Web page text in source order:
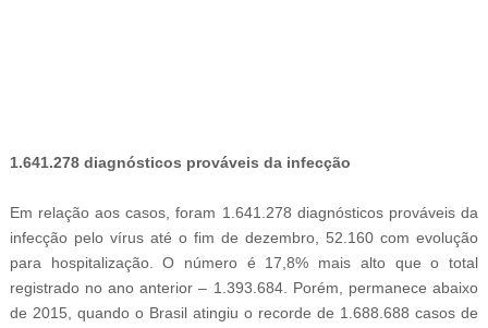
1.641.278 diagnósticos prováveis da infecção
Em relação aos casos, foram 1.641.278 diagnósticos prováveis da
infecção pelo vírus até o fim de dezembro, 52.160 com evolução
para hospitalização. O número é 17,8% mais alto que o total
registrado no ano anterior – 1.393.684. Porém, permanece abaixo
de 2015, quando o Brasil atingiu o recorde de 1.688.688 casos de